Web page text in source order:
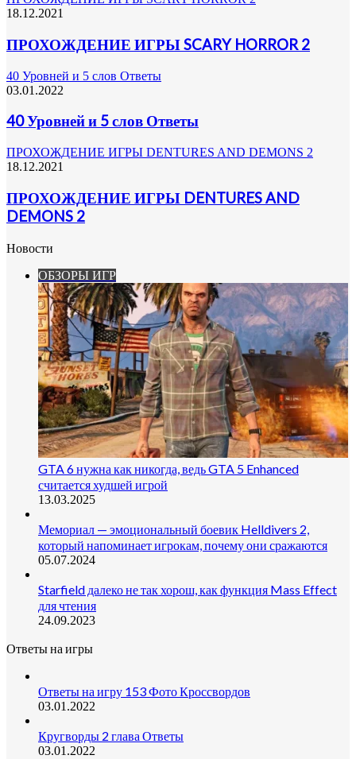
18.12.2021
ПРОХОЖДЕНИЕ ИГРЫ SCARY HORROR 2
40 Уровней и 5 слов Ответы
03.01.2022
40 Уровней и 5 слов Ответы
ПРОХОЖДЕНИЕ ИГРЫ DENTURES AND DEMONS 2
18.12.2021
ПРОХОЖДЕНИЕ ИГРЫ DENTURES AND
DEMONS 2
Новости
ОБЗОРЫ ИГР
GTA 6 нужна как никогда, ведь GTA 5 Enhanced
считается худшей игрой
13.03.2025
Мемориал — эмоциональный боевик Helldivers 2,
который напоминает игрокам, почему они сражаются
05.07.2024
Starfield далеко не так хорош, как функция Mass Effect
для чтения
24.09.2023
Ответы на игры
Ответы на игру 153 Фото Кроссвордов
03.01.2022
Кругворды 2 глава Ответы
03.01.2022